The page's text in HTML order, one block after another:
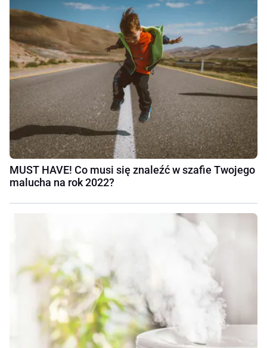
MUST HAVE! Co musi się znaleźć w szafie Twojego
malucha na rok 2022?